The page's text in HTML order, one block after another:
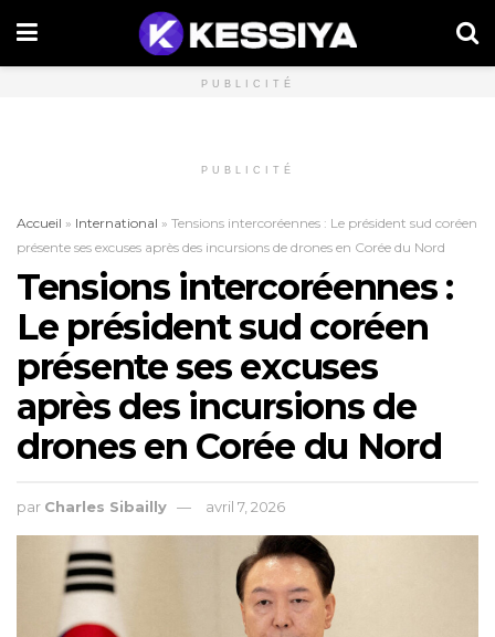
PUBLICITÉ
PUBLICITÉ
Accueil » International » Tensions intercoréennes : Le président sud coréen
présente ses excuses après des incursions de drones en Corée du Nord
Tensions intercoréennes :
Le président sud coréen
présente ses excuses
après des incursions de
drones en Corée du Nord
par Charles Sibailly avril 7, 2026